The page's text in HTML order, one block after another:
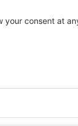
Stefano